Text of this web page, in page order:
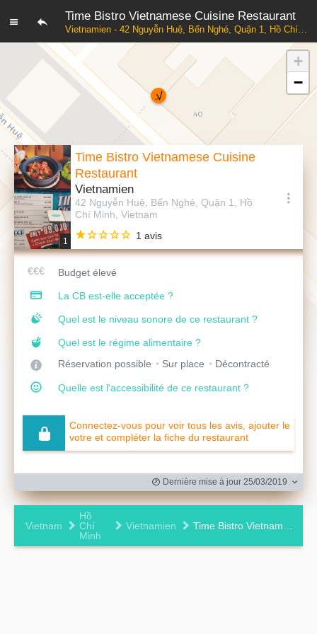
Time Bistro Vietnamese Cuisine Restaurant
Vietnamien - 42 Nguyễn Huệ, Bến Nghé, Quận 1, Hồ Chí Minh, Vietnam
1
Time Bistro Vietnamese Cuisine
Restaurant
Vietnamien
42 Nguyễn Huệ, Bến Nghé, Quận 1, Hồ
Chí Minh, Vietnam
1 avis
Budget élevé
La CB est-elle acceptée ?
Quel est le niveau sonore de ce restaurant ?
Quel est le régime alimentaire ?
Réservation possible
Sur place Décontracté
Quelle est l'accessibilité de ce restaurant ?
Connectez-vous pour voir tous les avis, ajouter le
votre et compléter la fiche du restaurant
Dernière mise à jour 25/03/2019
Vietnam
Hồ
Chí
Minh
Vietnamien
+
−